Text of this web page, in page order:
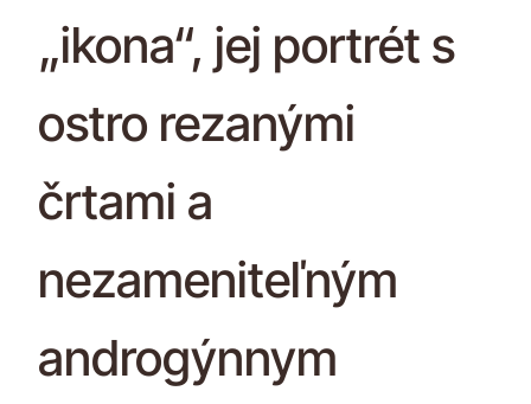
„ikona“, jej portrét s
ostro rezanými
črtami a
nezameniteľným
androgýnnym